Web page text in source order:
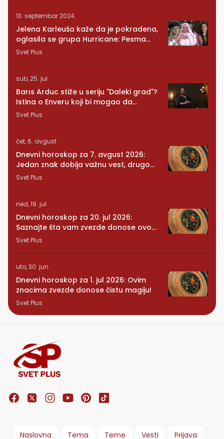
13. septembar 2024.
Jelena Karleuša kaže da je pokradena,
oglasila se grupa Hurricane: Pesma
RUNDE je naša!
Svet Plus
sub, 25. jul
Barıs Arduc stiže u seriju "Daleki grad"?
Istina o Enveru koji bi mogao da
promeni sve
Svet Plus
čet, 6. avgust
Dnevni horoskop za 7. avgust 2026:
Jedan znak dobija važnu vest, drugom
se vraća osoba iz prošlosti
Svet Plus
ned, 19. jul
Dnevni horoskop za 20. jul 2026:
Saznajte šta vam zvezde donose ovog
ponedeljka
Svet Plus
uto, 30. jun
Dnevni horoskop za 1. jul 2026: Ovim
znacima zvezde donose čistu magiju!
Svet Plus
Naslovna Tema Teme Vesti Prijava